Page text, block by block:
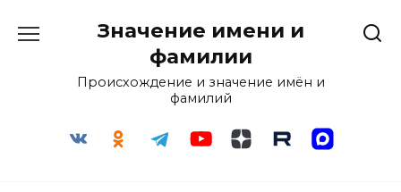
Значение имени и
фамилии
Происхождение и значение имён и
фамилий